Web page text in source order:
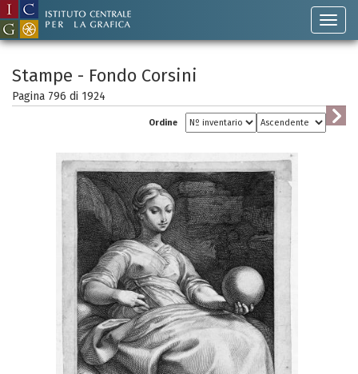
Stampe - Fondo Corsini
Pagina 796 di 1924
Ordine